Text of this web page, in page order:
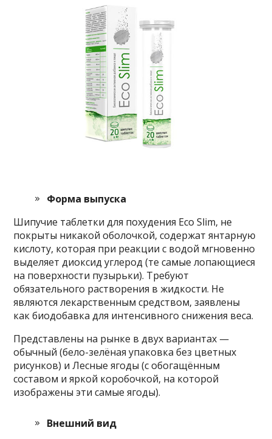
Форма выпуска
Шипучие таблетки для похудения Eco Slim, не
покрыты никакой оболочкой, содержат янтарную
кислоту, которая при реакции с водой мгновенно
выделяет диоксид углерод (те самые лопающиеся
на поверхности пузырьки). Требуют
обязательного растворения в жидкости. Не
являются лекарственным средством, заявлены
как биодобавка для интенсивного снижения веса.
Представлены на рынке в двух вариантах —
обычный (бело-зелёная упаковка без цветных
рисунков) и Лесные ягоды (с обогащённым
составом и яркой коробочкой, на которой
изображены эти самые ягоды).
Внешний вид